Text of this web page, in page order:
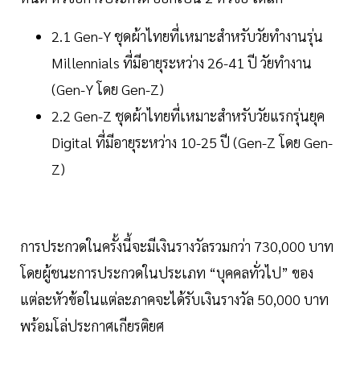
2.1 Gen-Y ชุดผ้าไทยที่เหมาะสำหรับวัยทำงานรุ่น
Millennials ที่มีอายุระหว่าง 26-41 ปี วัยทำงาน
(Gen-Y โดย Gen-Z)
2.2 Gen-Z ชุดผ้าไทยที่เหมาะสำหรับวัยแรกรุ่นยุค
Digital ที่มีอายุระหว่าง 10-25 ปี (Gen-Z โดย Gen-
Z)
การประกวดในครั้งนี้จะมีเงินรางวัลรวมกว่า 730,000 บาท
โดยผู้ชนะการประกวดในประเภท “บุคคลทั่วไป” ของ
แต่ละหัวข้อในแต่ละภาคจะได้รับเงินรางวัล 50,000 บาท
พร้อมโล่ประกาศเกียรติยศ